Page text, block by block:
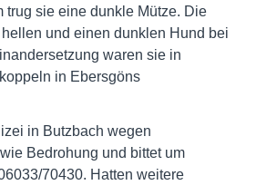
trug sie eine dunkle Mütze. Die
und einen dunklen Hund bei
waren sie in
in Ebersgöns
in Butzbach wegen
Bedrohung und bittet um
70430. Hatten weitere